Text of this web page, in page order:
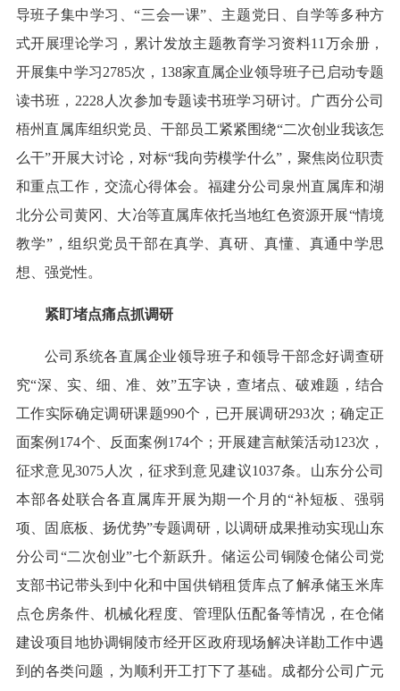
导班子集中学习、“三会一课”、主题党日、自学等多种方
式开展理论学习，累计发放主题教育学习资料11万余册，
开展集中学习2785次，138家直属企业领导班子已启动专题
读书班，2228人次参加专题读书班学习研讨。广西分公司
梧州直属库组织党员、干部员工紧紧围绕“二次创业我该怎
么干”开展大讨论，对标“我向劳模学什么”，聚焦岗位职责
和重点工作，交流心得体会。福建分公司泉州直属库和湖
北分公司黄冈、大冶等直属库依托当地红色资源开展“情境
教学”，组织党员干部在真学、真研、真懂、真通中学思
想、强党性。
紧盯堵点痛点抓调研
公司系统各直属企业领导班子和领导干部念好调查研
究“深、实、细、准、效”五字诀，查堵点、破难题，结合
工作实际确定调研课题990个，已开展调研293次；确定正
面案例174个、反面案例174个；开展建言献策活动123次，
征求意见3075人次，征求到意见建议1037条。山东分公司
本部各处联合各直属库开展为期一个月的“补短板、强弱
项、固底板、扬优势”专题调研，以调研成果推动实现山东
分公司“二次创业”七个新跃升。储运公司铜陵仓储公司党
支部书记带头到中化和中国供销租赁库点了解承储玉米库
点仓房条件、机械化程度、管理队伍配备等情况，在仓储
建设项目地协调铜陵市经开区政府现场解决详勘工作中遇
到的各类问题，为顺利开工打下了基础。成都分公司广元